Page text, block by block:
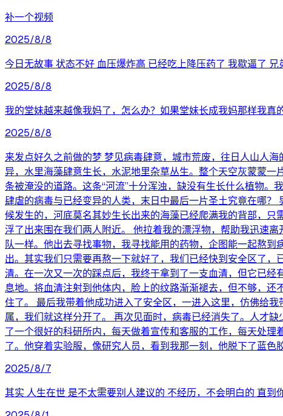
补一个视频
2025/8/8
今日无故事 状态不好 血压爆炸高 已经吃上降压药了 我歇逼了 兄
2025/8/8
我的堂妹越来越像我妈了，怎么办？如果堂妹长成我妈那样我真
2025/8/8
来发点好久之前做的梦 梦见病毒肆意，城市荒废，往日人山人
异，水里海藻肆意生长，水泥地里杂草丛生。整个天空灰蒙蒙
条被淹没的道路。这条“河流”十分浑浊，缺没有生长什么植物
肆虐的病毒与已经变异的人类，末日中最后一片圣土究竟在哪
候发生的，河底莫名其妙生长出来的海藻已经爬满我的背部，
浮了出来围在我们两人附近。 他拉着我的漂浮物，帮助我迅速
队一样。他出去寻找事物，我寻找能用的药物，企图能一起熬
出。其实我们只需要再熬一下就好了，我们已经快到安全区了
清。在一次又一次的踩点后，我终于拿到了一支血清，但它已
息地。将血清注射到他体内，脸上的纹路渐渐褪去，但不够，
住了。 最后我带着他成功进入了安全区，一进入这里，仿佛给
属，我们就这样分开了。 再次见面时，病毒已经消失了。人才
了一个很好的科研所内，每天做着宣传和客服的工作，每天处
了。他穿着实验服，像研究人员，看到我那一刻，他脱下了蓝
2025/8/7
其实 人生在世 是不太需要别人建议的 不经历，不会明白的 直